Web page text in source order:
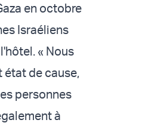
en octobre
Israéliens
« Nous
état de cause,
personnes
à